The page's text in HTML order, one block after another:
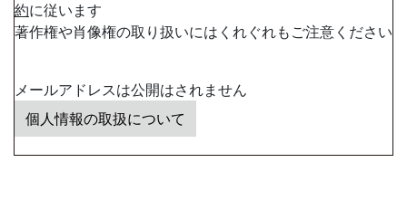
約に従います
著作権や肖像権の取り扱いにはくれぐれもご注意ください
メールアドレスは公開はされません
個人情報の取扱について